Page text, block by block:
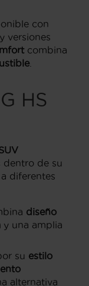
con
y versiones
combina
HS
dentro de su
diferentes
diseño
y una amplia
su estilo
alternativa